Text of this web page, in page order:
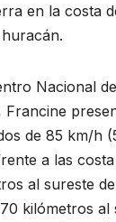
en la costa
Nacional
Francine
de 85 km/h
a las
al sureste
kilómetros al